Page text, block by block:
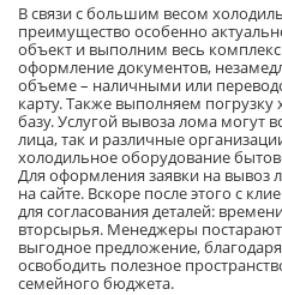
В связи с большим весом
преимущество особенно
объект и выполним весь
оформление документов,
объеме – наличными или
карту. Также выполняем
базу. Услугой вывоза лома могут
лица, так и различные
холодильное оборудование
Для оформления заявки на вывоз
на сайте. Вскоре после этого с
для согласования деталей:
вторсырья. Менеджеры
выгодное предложение,
освободить полезное
семейного бюджета.